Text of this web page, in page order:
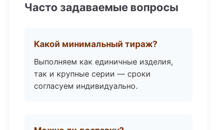
Часто задаваемые вопросы
Какой минимальный тираж?
Выполняем как единичные изделия,
так и крупные серии — сроки
согласуем индивидуально.